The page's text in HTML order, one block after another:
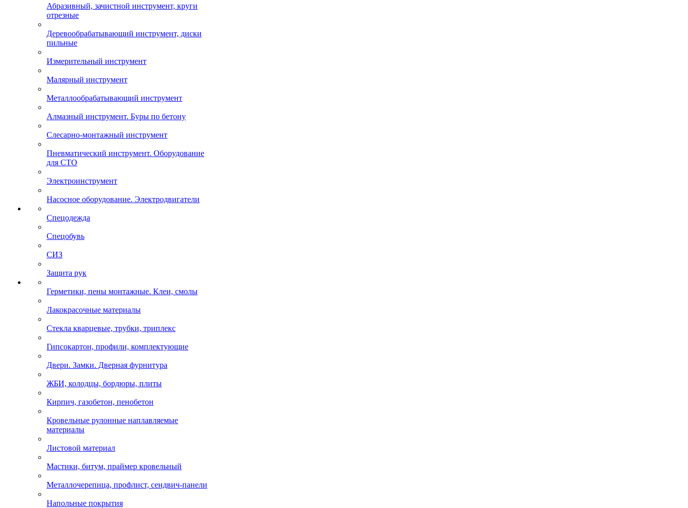
Абразивный, зачистной инструмент, круги
отрезные
Деревообрабатывающий инструмент, диски
пильные
Измерительный инструмент
Малярный инструмент
Металлообрабатывающий инструмент
Алмазный инструмент. Буры по бетону
Слесарно-монтажный инструмент
Пневматический инструмент. Оборудование
для СТО
Электроинструмент
Насосное оборудование. Электродвигатели
Спецодежда
Спецобувь
СИЗ
Защита рук
Герметики, пены монтажные. Клеи, смолы
Лакокрасочные материалы
Стекла кварцевые, трубки, триплекс
Гипсокартон, профили, комплектующие
Двери. Замки. Дверная фурнитура
ЖБИ, колодцы, бордюры, плиты
Кирпич, газобетон, пенобетон
Кровельные рулонные наплавляемые
материалы
Листовой материал
Мастики, битум, праймер кровельный
Металлочерепица, профлист, сендвич-панели
Напольные покрытия